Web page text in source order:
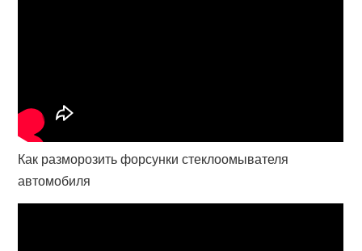
Как разморозить форсунки стеклоомывателя
автомобиля